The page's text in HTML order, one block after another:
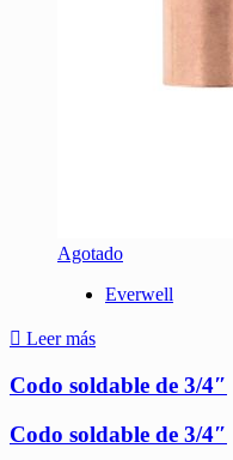
Agotado
Everwell
Leer más
Codo soldable de 3/4″
Codo soldable de 3/4″